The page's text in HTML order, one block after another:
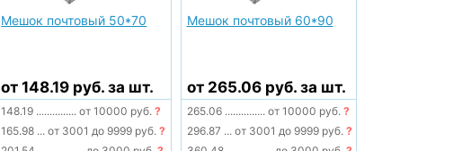
Мешок почтовый 50*70
от 148.19 руб. за шт.
148.19 ............... от 10000 руб.?
165.98 ... от 3001 до 9999 руб.?
Мешок почтовый 60*90
от 265.06 руб. за шт.
265.06 ............... от 10000 руб. ?
296.87 ... от 3001 до 9999 руб. ?